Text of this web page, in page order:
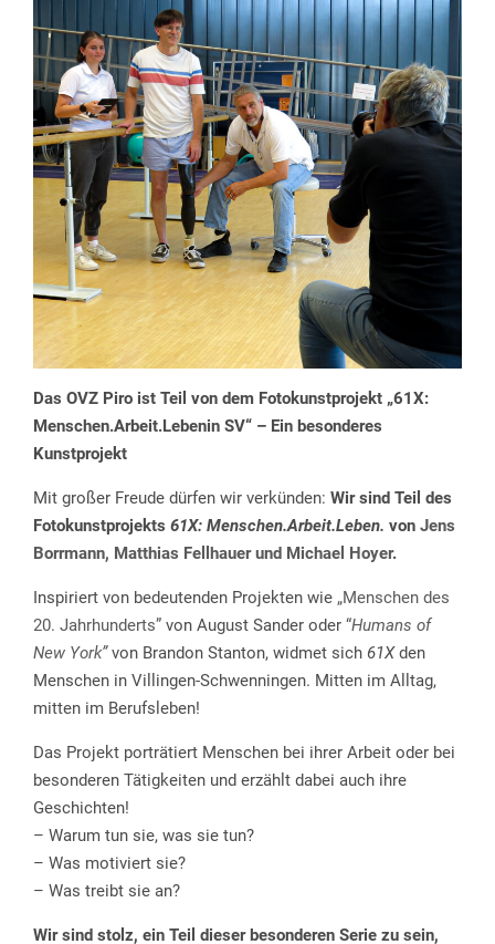
Das OVZ Piro ist Teil von dem Fotokunstprojekt „61X:
Menschen.Arbeit.Lebenin SV“ – Ein besonderes
Kunstprojekt
Mit großer Freude dürfen wir verkünden: Wir sind Teil des
Fotokunstprojekts 61X: Menschen.Arbeit.Leben. von Jens
Borrmann, Matthias Fellhauer und Michael Hoyer.
Inspiriert von bedeutenden Projekten wie „Menschen des
20. Jahrhunderts” von August Sander oder “Humans of
New York”von Brandon Stanton, widmet sich 61Xden
Menschen in Villingen-Schwenningen. Mitten im Alltag,
mitten im Berufsleben!
Das Projekt porträtiert Menschen bei ihrer Arbeit oder bei
besonderen Tätigkeiten und erzählt dabei auch ihre
Geschichten!
– Warum tun sie, was sie tun?
– Was motiviert sie?
– Was treibt sie an?
Wir sind stolz, ein Teil dieser besonderen Serie zu sein,
Uhr – 12:30 Uhr
13:30
Uhr – 16:00 Uhr
Ihr OVZ-Team